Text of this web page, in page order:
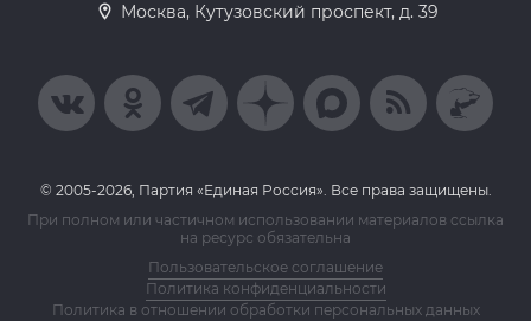
Москва, Кутузовский проспект, д. 39
© 2005-2026, Партия «Единая Россия». Все права защищены.
При полном или частичном использовании материалов ссылка
на ресурс обязательна
Пользовательское соглашение
Политика конфиденциальности
Политика в отношении обработки персональных данных